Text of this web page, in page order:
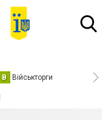
В Військторги